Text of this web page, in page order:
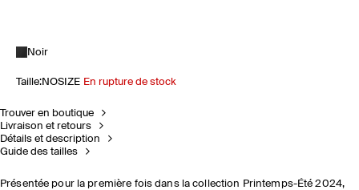
Noir
Taille:NOSIZE En rupture de stock
Trouver en boutique
Livraison et retours
Détails et description
Guide des tailles
Présentée pour la première fois dans la collection Printemps-Été 2024,